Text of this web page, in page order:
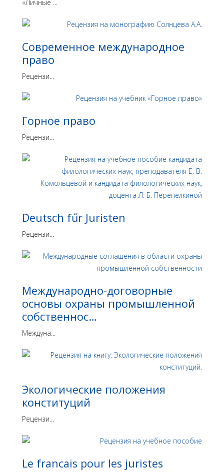
«Личные ...
Современное международное
право
Рецензи...
Горное право
Рецензи...
Deutsch fűr Juristen
Рецензи...
Международно-договорные
основы охраны промышленной
собственнос…
Междуна...
Экологические положения
конституций
Рецензи...
Le franсais pour les juristes